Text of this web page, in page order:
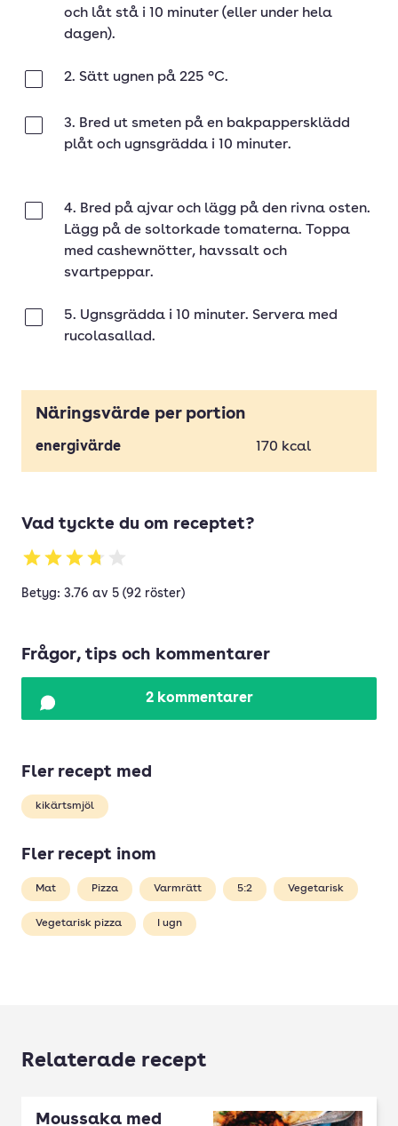
och låt stå i 10 minuter (eller under hela
dagen).
2. Sätt ugnen på 225 °C.
3. Bred ut smeten på en bakpappersklädd
plåt och ugnsgrädda i 10 minuter.
4. Bred på ajvar och lägg på den rivna osten.
Lägg på de soltorkade tomaterna. Toppa
med cashewnötter, havssalt och
svartpeppar.
5. Ugnsgrädda i 10 minuter. Servera med
rucolasallad.
Näringsvärde per portion
energivärde 170 kcal
Vad tyckte du om receptet?
Betyg: 3.76 av 5 (92 röster)
Frågor, tips och kommentarer
2 kommentarer
Fler recept med
kikärtsmjöl
Fler recept inom
Mat Pizza Varmrätt 5:2 Vegetarisk
Vegetarisk pizza I ugn
Relaterade recept
Moussaka med